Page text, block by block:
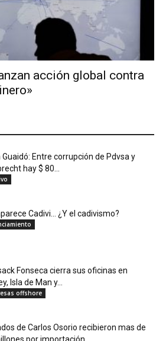
acción global contra
Entre corrupción de Pdvsa y
hay $ 80...
Cadivi… ¿Y el cadivismo?
Fonseca cierra sus oficinas en
Isla de Man y...
offshore
de Carlos Osorio recibieron mas de
por importación...